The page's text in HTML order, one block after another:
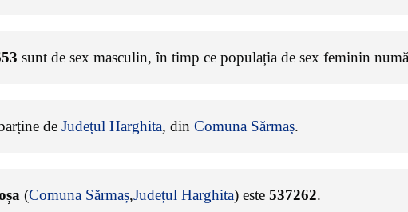
sunt de sex masculin, în timp ce populația de sex feminin
de Județul Harghita, din Comuna Sărmaș.
(Comuna Sărmaș,Județul Harghita) este 537262.